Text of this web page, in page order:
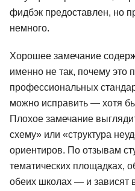
фидбэк предоставлен, но
немного.
Хорошее замечание
именно не так, почему это
профессиональных
можно исправить — хотя
Плохое замечание
схему» или «структура
ориентиров. По отзывам
тематических площадках,
обеих школах — и зависят